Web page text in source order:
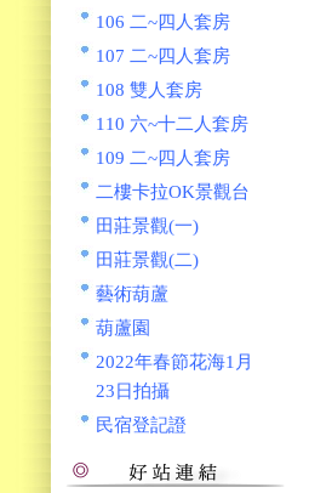
106 二~四人套房
107 二~四人套房
108 雙人套房
110 六~十二人套房
109 二~四人套房
二樓卡拉OK景觀台
田莊景觀(一)
田莊景觀(二)
藝術葫蘆
葫蘆園
2022年春節花海1月
23日拍攝
民宿登記證